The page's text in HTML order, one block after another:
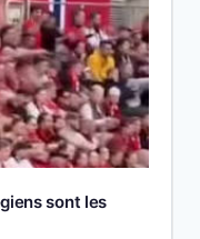
sont les